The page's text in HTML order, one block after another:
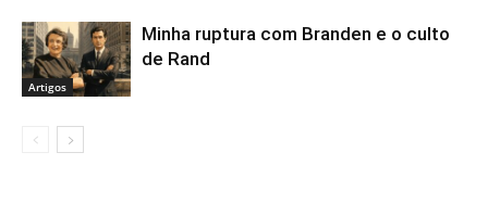
Artigos
Minha ruptura com Branden e o culto
de Rand